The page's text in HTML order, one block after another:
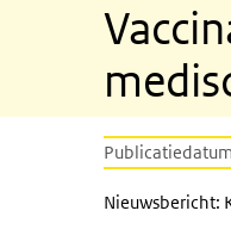
Nieuwsbericht: